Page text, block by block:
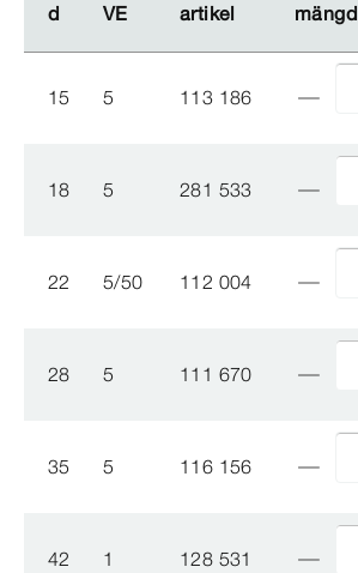
d VE artikel mängd
d VE artikel mängd
15 5 113 186
18 5 281 533
22 5/50 112 004
28 5 111 670
35 5 116 156
42 1 128 531